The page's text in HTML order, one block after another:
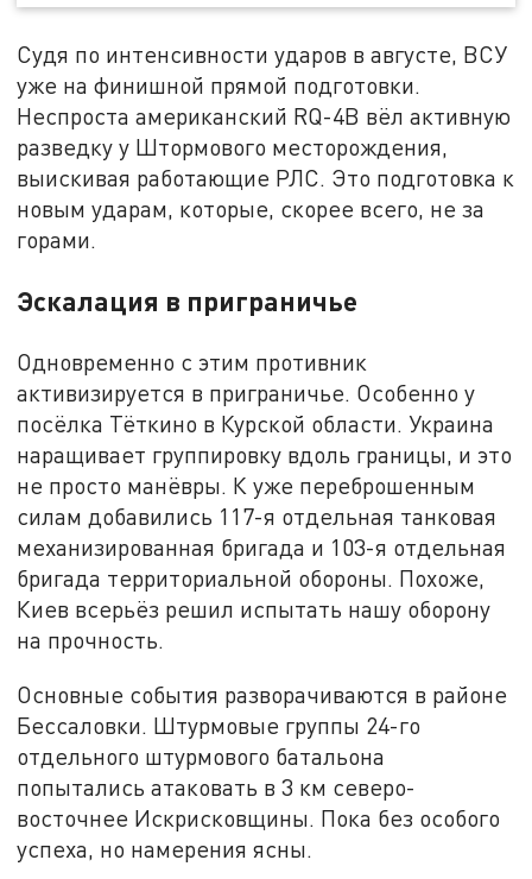
Судя по интенсивности ударов в августе, ВСУ
уже на финишной прямой подготовки.
Неспроста американский RQ-4B вёл активную
разведку у Штормового месторождения,
выискивая работающие РЛС. Это подготовка к
новым ударам, которые, скорее всего, не за
горами.
Эскалация в приграничье
Одновременно с этим противник
активизируется в приграничье. Особенно у
посёлка Тёткино в Курской области. Украина
наращивает группировку вдоль границы, и это
не просто манёвры. К уже переброшенным
силам добавились 117-я отдельная танковая
механизированная бригада и 103-я отдельная
бригада территориальной обороны. Похоже,
Киев всерьёз решил испытать нашу оборону
на прочность.
Основные события разворачиваются в районе
Бессаловки. Штурмовые группы 24-го
отдельного штурмового батальона
попытались атаковать в 3 км северо-
восточнее Искрисковщины. Пока без особого
успеха, но намерения ясны.